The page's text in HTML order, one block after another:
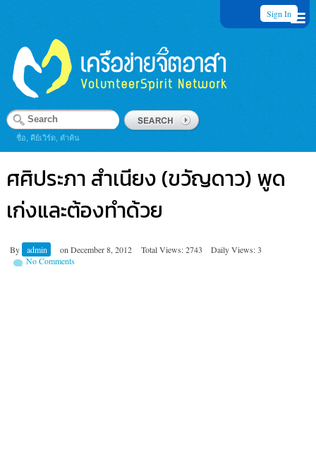
Sign In
ชื่อ, คีย์เวิร์ด, คำค้น
ศศิประภา สำเนียง (ขวัญดาว) พูด
เก่งและต้องทำด้วย
By admin on December 8, 2012 Total Views: 2743
Daily Views: 3
No Comments